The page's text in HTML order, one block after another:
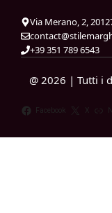
Via Merano, 2,
+39 351 789 6543
@ 2026 | Tutti i
Facebook X